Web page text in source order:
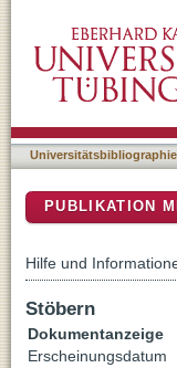
ihre Therapie
Universitätsbibliographie
PUBLIKATION
Hilfe und
Stöbern
Dokumentanzeige
Erscheinungsdatum